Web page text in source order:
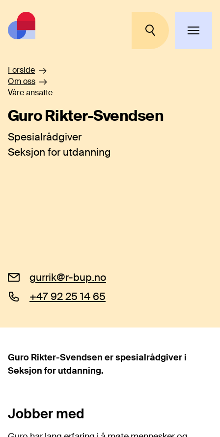
Hopp til hovedinnhold
Forside
Om oss
Våre ansatte
Guro Rikter-Svendsen
Spesialrådgiver
Seksjon for utdanning
gurrik@r-bup.no
+47 92 25 14 65
Guro Rikter-Svendsen er spesialrådgiver i
Seksjon for utdanning.
Jobber med